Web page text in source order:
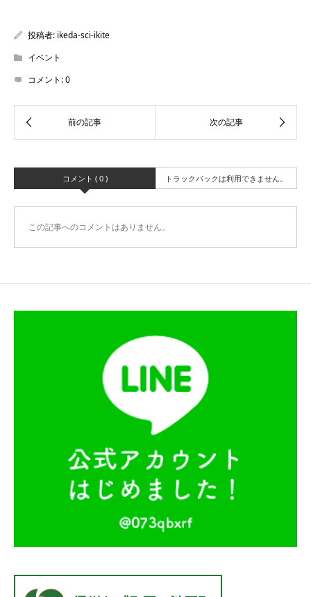
投稿者: ikeda-sci-ikite
イベント
コメント:0
コメント ( 0 ) トラックバックは利用できません。
この記事へのコメントはありません。